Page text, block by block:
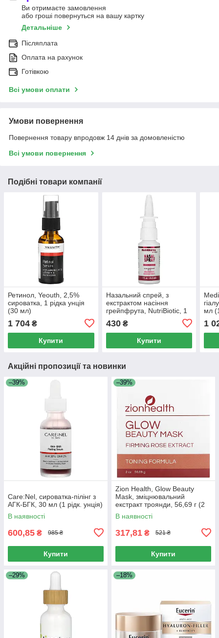
Ви отримаєте замовлення
або гроші повернуться на вашу картку
Детальніше
Післяплата
Оплата на рахунок
Готівкою
Всі умови оплати
Умови повернення
Повернення товару впродовж 14 днів за домовленістю
Всі умови повернення
Подібні товари компанії
Ретинол, Yeouth, 2,5%
сироватка, 1 рідка унція
(30 мл)
1 704 ₴
Купити
Назальний спрей, з
екстрактом насіння
грейпфрута, NutriBiotic, 1
430₴
Купити
мл
1
Акційні пропозиції та новинки
–39%
Care:Nel, сироватка-пілінг з
АГК-БГК, 30 мл (1 рідк. унція)
В наявності
600,85 ₴ 985 ₴
Купити
–39%
Zion Health, Glow Beauty
Mask, зміцнювальний
екстракт троянди, 56,69 г (2
унції)
В наявності
317,81 ₴ 521 ₴
Купити
–29% –18%